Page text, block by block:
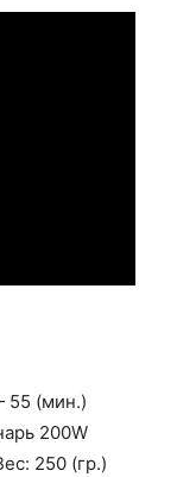
55 (мин.)
200W
250 (гр.)